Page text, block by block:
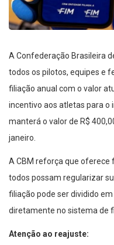
A Confederação Brasileira
todos os pilotos, equipes e
filiação anual com o valor
incentivo aos atletas para o
manterá o valor de R$
janeiro.
A CBM reforça que oferece
todos possam regularizar
filiação pode ser dividido
diretamente no sistema de
Atenção ao reajuste: